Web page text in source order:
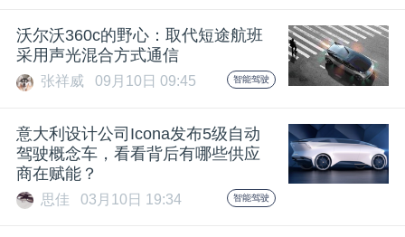
公
课
沃尔沃360c的野心：取代短途航班
采用声光混合方式通信
张祥威 09月10日 09:45 智能驾驶
意大利设计公司Icona发布5级自动
驾驶概念车，看看背后有哪些供应
商在赋能？
思佳 03月10日 19:34 智能驾驶